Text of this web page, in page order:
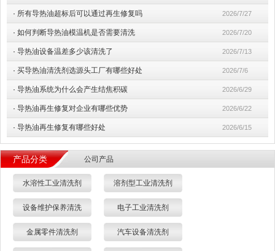
· 所有导热油超标后可以通过再生修复吗 2026/7/27
· 如何判断导热油模温机是否需要清洗 2026/7/20
· 导热油设备温差多少该清洗了 2026/7/13
· 买导热油清洗剂选源头工厂有哪些好处 2026/7/6
· 导热油系统为什么会产生结焦积碳 2026/6/29
· 导热油再生修复对企业有哪些优势 2026/6/22
· 导热油再生修复有哪些好处 2026/6/15
产品分类 公司产品
水溶性工业清洗剂 溶剂型工业清洗剂
设备维护保养清洗 电子工业清洗剂
金属零件清洗剂 汽车设备清洗剂